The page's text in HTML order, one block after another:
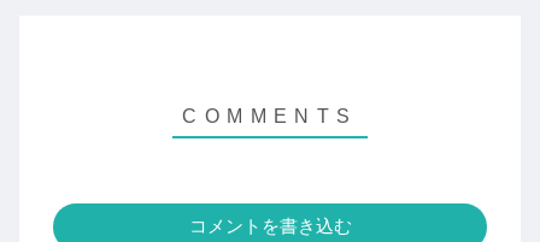
コメントを書き込む